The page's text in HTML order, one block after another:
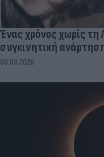
Ένας χρόνος χωρίς τη
συγκινητική
06.08.2026